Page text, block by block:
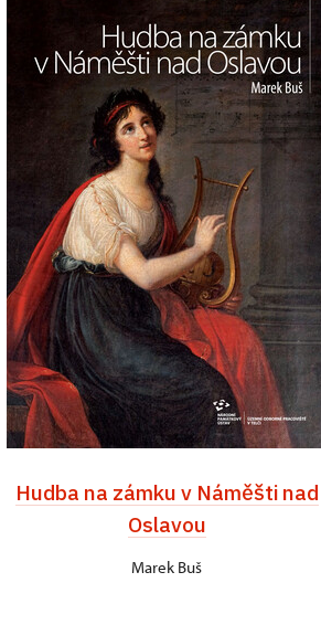
Hudba na zámku v Náměšti nad
Oslavou
Marek Buš